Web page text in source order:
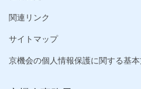
関連リンク
サイトマップ
京機会の個人情報保護に関する基